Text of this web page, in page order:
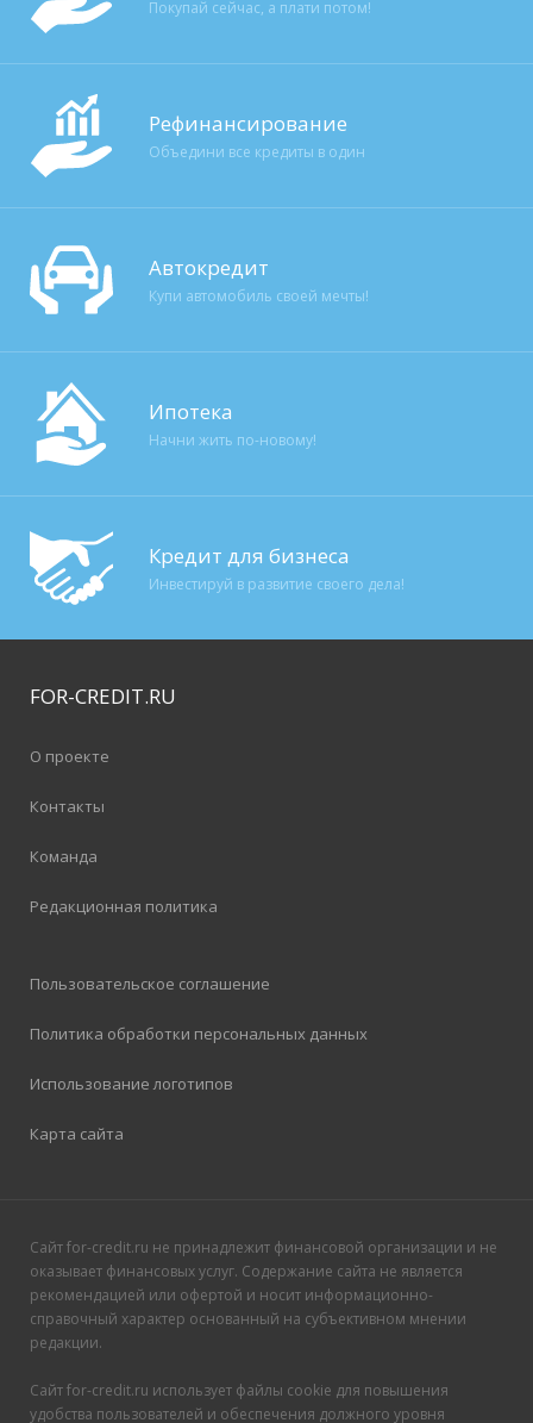
Покупай сейчас, а плати потом!
Рефинансирование
Объедини все кредиты в один
Автокредит
Купи автомобиль своей мечты!
Ипотека
Начни жить по-новому!
Кредит для бизнеса
Инвестируй в развитие своего дела!
FOR-CREDIT.RU
О проекте
Контакты
Команда
Редакционная политика
Пользовательское соглашение
Политика обработки персональных данных
Использование логотипов
Карта сайта
Сайт for-credit.ru не принадлежит финансовой организации и не
оказывает финансовых услуг. Содержание сайта не является
рекомендацией или офертой и носит информационно-
справочный характер основанный на субъективном мнении
редакции.
Сайт for-credit.ru использует файлы cookie для повышения
удобства пользователей и обеспечения должного уровня